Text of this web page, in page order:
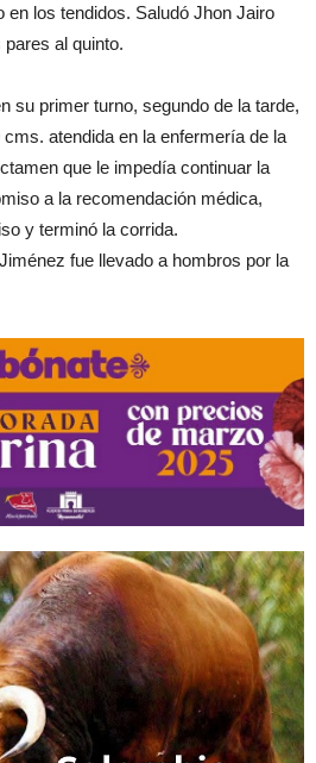
en los tendidos. Saludó Jhon Jairo
al quinto.
su primer turno, segundo de la tarde,
atendida en la enfermería de la
que le impedía continuar la
a la recomendación médica,
y terminó la corrida.
fue llevado a hombros por la